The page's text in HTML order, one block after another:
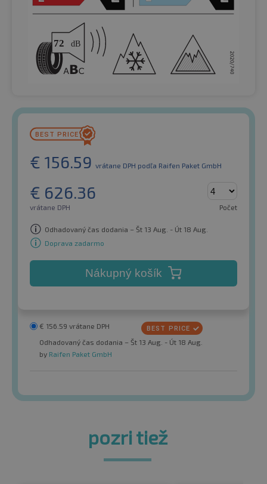
€ 156.59 vrátane DPH podľa Raifen Paket GmbH
€ 626.36
vrátane DPH Počet
Odhadovaný čas dodania – Št 13 Aug. - Út 18 Aug.
Doprava zadarmo
Nákupný košík
€ 156.59 vrátane DPH
Odhadovaný čas dodania – Št 13 Aug. - Út 18 Aug.
by Raifen Paket GmbH
pozri tiež